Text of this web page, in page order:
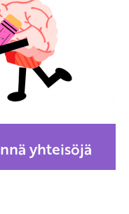
yhteisöjä